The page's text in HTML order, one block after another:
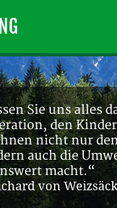
Sie uns alles
den
nicht nur
auch die
macht.“
von